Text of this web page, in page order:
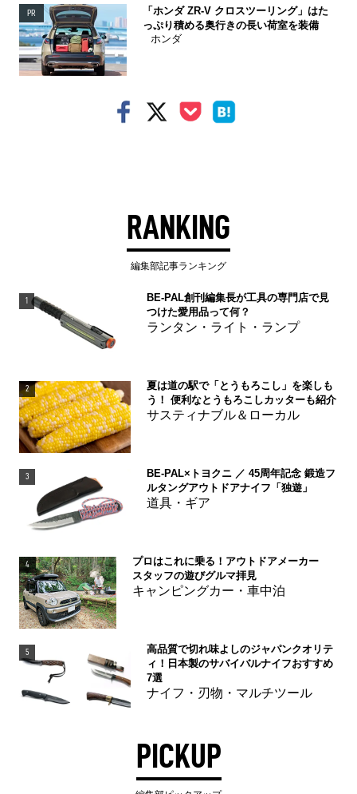
PR
「ホンダ ZR-V クロスツーリング」はた
っぷり積める奥行きの長い荷室を装備
ホンダ
RANKING
編集部記事ランキング
1
BE-PAL創刊編集長が工具の専門店で見
つけた愛用品って何？
ランタン・ライト・ランプ
2
夏は道の駅で「とうもろこし」を楽しも
う！ 便利なとうもろこしカッターも紹介
サスティナブル＆ローカル
3
BE-PAL×トヨクニ ／ 45周年記念 鍛造フ
ルタングアウトドアナイフ「独遊」
道具・ギア
4
プロはこれに乗る！アウトドアメーカー
スタッフの遊びグルマ拝見
キャンピングカー・車中泊
5
高品質で切れ味よしのジャパンクオリテ
ィ！日本製のサバイバルナイフおすすめ
7選
ナイフ・刃物・マルチツール
PICKUP